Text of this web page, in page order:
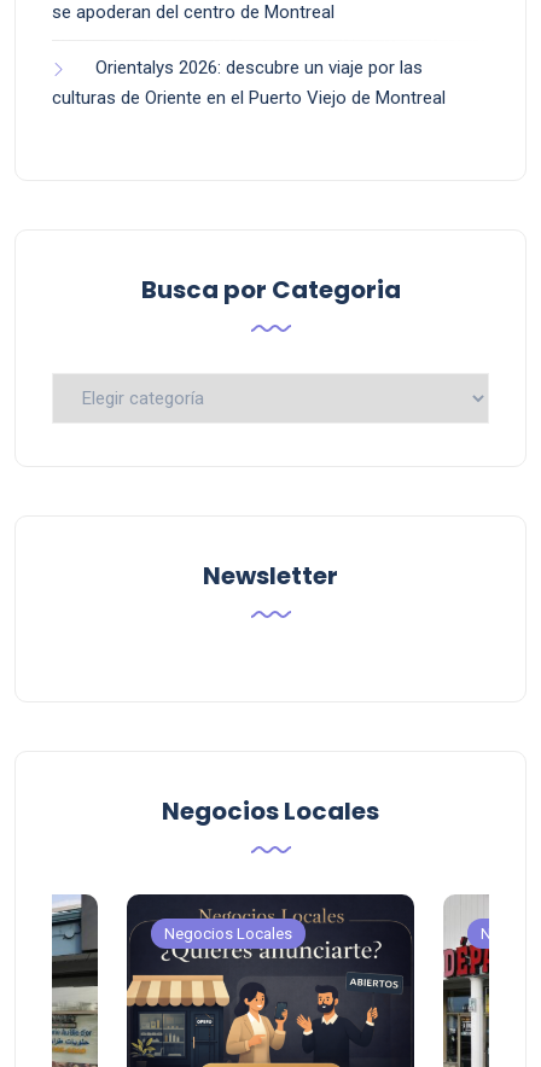
se apoderan del centro de Montreal
Orientalys 2026: descubre un viaje por las
culturas de Oriente en el Puerto Viejo de Montreal
Busca por Categoria
Busca
Newsletter
Negocios Locales
Negocios Locales